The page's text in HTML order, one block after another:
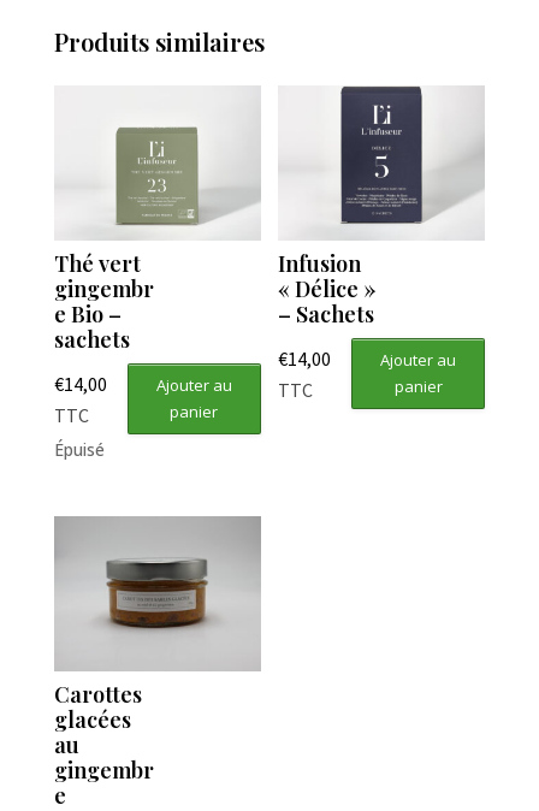
Produits similaires
Thé vert
gingembr
e Bio –
sachets
€14,00
TTC
Ajouter au
panier
Épuisé
Infusion
« Délice »
– Sachets
€14,00
TTC
Ajouter au
panier
Carottes
glacées
au
gingembr
e